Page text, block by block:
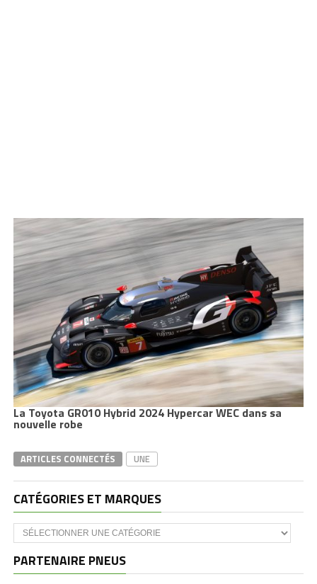
La Toyota GR010 Hybrid 2024 Hypercar WEC dans sa
nouvelle robe
ARTICLES CONNECTÉS UNE
CATÉGORIES ET MARQUES
Catégories
et
PARTENAIRE PNEUS